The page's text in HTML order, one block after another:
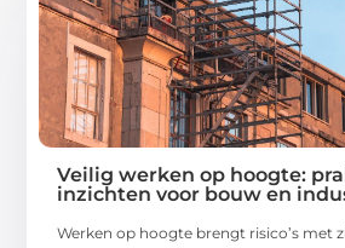
Veilig werken op hoogte:
inzichten voor bouw en
Werken op hoogte brengt risico’s met